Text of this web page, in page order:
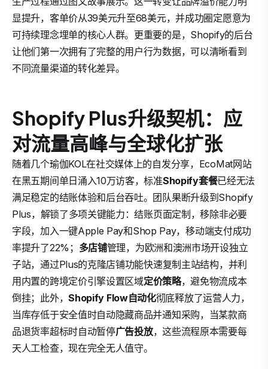
显提升，客单价从39美元升至68美元，并成功圈定愿意为
可持续理念埋单的核心人群。更重要的是，Shopify的后台
让他们第一次拥有了完整的用户行为数据，可以清晰看到
不同流量渠道的转化差异。
Shopify Plus升级契机：应
对流量高峰与全球化扩张
随着几个瑜伽KOL在社交媒体上的自发分享，EcoMat网站
在黑五期间单日涌入10万访客，标准Shopify套餐已经无法
满足稳定的结账体验和后台吞吐。团队果断升级到Shopify
Plus，解锁了多项关键能力：结账页面定制，移除非必要
字段，加入一键Apple Pay和Shop Pay，移动端支付成功
率提升了22%； 多店铺管理，为欧洲和澳洲市场开设独立
子站，通过Plus的克隆店铺功能快速复制主站结构，并利
用内置的跨境定价引擎设置区域定价策略，避免物流成本
倒挂；此外，Shopify Flow自动化彻底释放了运营人力，
当库存低于安全值时自动隐藏商品并通知采购，当某款商
品退货率超标时自动暂停广告投放，这些流程原本需要每
天人工检查，现在完全无人值守。